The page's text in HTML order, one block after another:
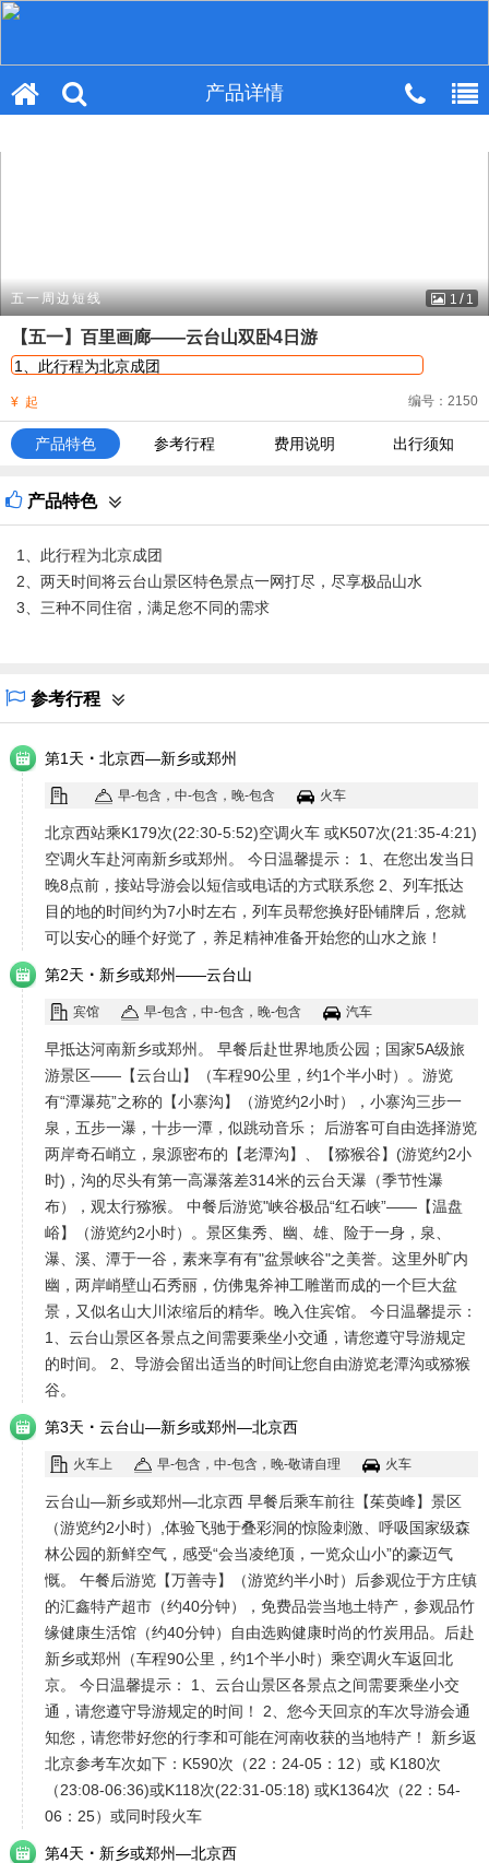
产品详情
1 / 1
五一周边短线
【五一】百里画廊——云台山双卧4日游
1、此行程为北京成团
3、三种不同住宿，满足您不同的需求
¥ 起 编号：2150
产品特色 参考行程 费用说明 出行须知
产品特色
1、此行程为北京成团
2、两天时间将云台山景区特色景点一网打尽，尽享极品山水
3、三种不同住宿，满足您不同的需求
参考行程
第1天 · 北京西—新乡或郑州
早-包含，中-包含，晚-包含 火车
北京西站乘K179次(22:30-5:52)空调火车 或K507次(21:35-4:21)
空调火车赴河南新乡或郑州。 今日温馨提示： 1、在您出发当日
晚8点前，接站导游会以短信或电话的方式联系您 2、列车抵达
目的地的时间约为7小时左右，列车员帮您换好卧铺牌后，您就
可以安心的睡个好觉了，养足精神准备开始您的山水之旅！
第2天 · 新乡或郑州——云台山
宾馆 早-包含，中-包含，晚-包含 汽车
早抵达河南新乡或郑州。 早餐后赴世界地质公园；国家5A级旅
游景区——【云台山】（车程90公里，约1个半小时）。游览
有“潭瀑苑”之称的【小寨沟】（游览约2小时），小寨沟三步一
泉，五步一瀑，十步一潭，似跳动音乐； 后游客可自由选择游览
两岸奇石峭立，泉源密布的【老潭沟】、【猕猴谷】(游览约2小
时)，沟的尽头有第一高瀑落差314米的云台天瀑（季节性瀑
布），观太行猕猴。 中餐后游览"峡谷极品“红石峡”——【温盘
峪】（游览约2小时）。景区集秀、幽、雄、险于一身，泉、
瀑、溪、潭于一谷，素来享有有"盆景峡谷"之美誉。这里外旷内
幽，两岸峭壁山石秀丽，仿佛鬼斧神工雕凿而成的一个巨大盆
景，又似名山大川浓缩后的精华。晚入住宾馆。 今日温馨提示：
1、云台山景区各景点之间需要乘坐小交通，请您遵守导游规定
的时间。 2、导游会留出适当的时间让您自由游览老潭沟或猕猴
谷。
第3天 · 云台山—新乡或郑州—北京西
火车上 早-包含，中-包含，晚-敬请自理 火车
云台山—新乡或郑州—北京西 早餐后乘车前往【茱萸峰】景区
（游览约2小时）,体验飞驰于叠彩洞的惊险刺激、呼吸国家级森
林公园的新鲜空气，感受“会当凌绝顶，一览众山小”的豪迈气
慨。 午餐后游览【万善寺】（游览约半小时）后参观位于方庄镇
的汇鑫特产超市（约40分钟），免费品尝当地土特产，参观品竹
缘健康生活馆（约40分钟）自由选购健康时尚的竹炭用品。后赴
新乡或郑州（车程90公里，约1个半小时）乘空调火车返回北
京。 今日温馨提示： 1、云台山景区各景点之间需要乘坐小交
通，请您遵守导游规定的时间！ 2、您今天回京的车次导游会通
知您，请您带好您的行李和可能在河南收获的当地特产！ 新乡返
北京参考车次如下：K590次（22：24-05：12）或 K180次
（23:08-06:36)或K118次(22:31-05:18) 或K1364次（22：54-
06：25）或同时段火车
第4天 · 新乡或郑州—北京西